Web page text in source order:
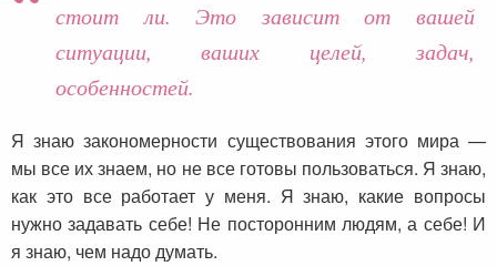
стоит ли. Это зависит от вашей
ситуации, ваших целей, задач,
особенностей.
Я знаю закономерности существования этого мира —
мы все их знаем, но не все готовы пользоваться. Я знаю,
как это все работает у меня. Я знаю, какие вопросы
нужно задавать себе! Не посторонним людям, а себе! И
я знаю, чем надо думать.